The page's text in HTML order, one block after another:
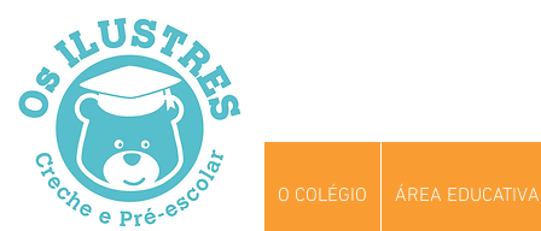
O COLÉGIO ÁREA EDUCATIVA